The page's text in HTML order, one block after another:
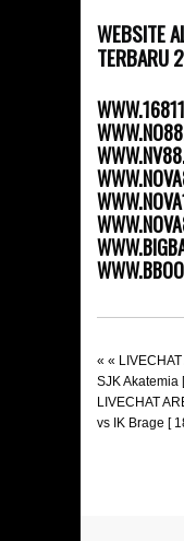
WEBSITE
TERBARU
« «
SJK Akatemia
LIVECHAT
vs IK Brage [